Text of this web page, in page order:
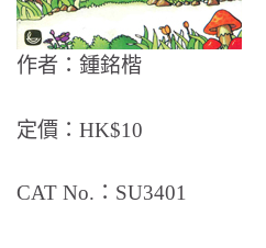
作者：鍾銘楷
定價：HK$10
CAT No.：SU3401